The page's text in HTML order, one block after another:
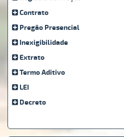
Contrato
Pregão Presencial
Inexigibilidade
Extrato
Termo Aditivo
LEI
Decreto